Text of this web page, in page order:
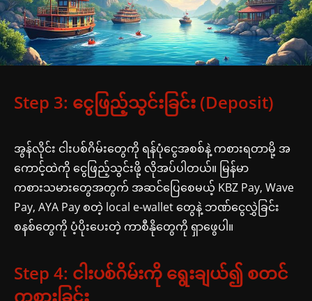
Step 3: ငွေဖြည့်သွင်းခြင်း (Deposit)
အွန်လိုင်း ငါးပစ်ဂိမ်းတွေကို ရန်ပုံငွေအစစ်နဲ့ ကစားရတာမို့ အ
ကောင့်ထဲကို ငွေဖြည့်သွင်းဖို့ လိုအပ်ပါတယ်။ မြန်မာ
ကစားသမားတွေအတွက် အဆင်ပြေစေမယ့် KBZ Pay, Wave
Pay, AYA Pay စတဲ့ local e-wallet တွေနဲ့ ဘဏ်ငွေလွှဲခြင်း
စနစ်တွေကို ပံ့ပိုးပေးတဲ့ ကာစီနိုတွေကို ရှာဖွေပါ။
Step 4: ငါးပစ်ဂိမ်းကို ရွေးချယ်၍ စတင်
ကစားခြင်း